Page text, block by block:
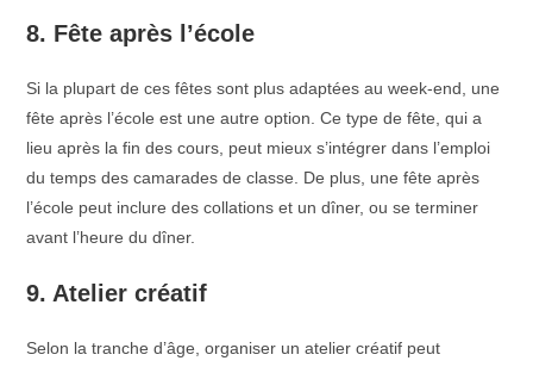
8. Fête après l’école
Si la plupart de ces fêtes sont plus adaptées au week-end, une
fête après l’école est une autre option. Ce type de fête, qui a
lieu après la fin des cours, peut mieux s’intégrer dans l’emploi
du temps des camarades de classe. De plus, une fête après
l’école peut inclure des collations et un dîner, ou se terminer
avant l’heure du dîner.
9. Atelier créatif
Selon la tranche d’âge, organiser un atelier créatif peut